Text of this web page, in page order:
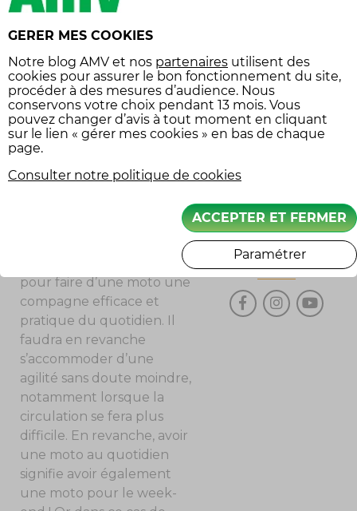
protectrice qu’un scooter
à boîte automatique, la
moto offre une
proposition différente et
plus sensationnelle. À
noter toutefois qu’elle
peut elle aussi remplir les
missions du quotidien, si on
est toutefois prêt à
l’accessoiriser un peu : top-
pour faire d’une moto une
compagne efficace et
pratique du quotidien. Il
faudra en revanche
s’accommoder d’une
agilité sans doute moindre,
notamment lorsque la
circulation se fera plus
difficile. En revanche, avoir
une moto au quotidien
signifie avoir également
une moto pour le week-
sécurité routière
Tarifs
vol
Équipement
équipement
SUIVEZ-NOUS
GERER MES COOKIES
Notre blog AMV et nos partenaires utilisent des
cookies pour assurer le bon fonctionnement du site,
procéder à des mesures d’audience. Nous
conservons votre choix pendant 13 mois. Vous
pouvez changer d’avis à tout moment en cliquant
sur le lien « gérer mes cookies » en bas de chaque
page.
Consulter notre politique de cookies
ACCEPTER ET FERMER
Paramétrer